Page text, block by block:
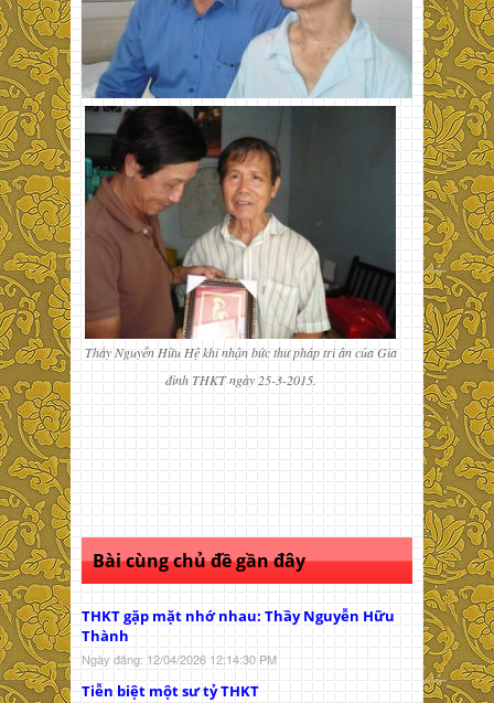
Thầy Nguyễn Hữu Hệ khi nhận bức thư pháp tri ân của Gia
đình THKT ngày 25-3-2015.
Bài cùng chủ đề gần đây
THKT gặp mặt nhớ nhau: Thầy Nguyễn Hữu
Thành
Ngày đăng: 12/04/2026 12:14:30 PM
Tiễn biệt một sư tỷ THKT